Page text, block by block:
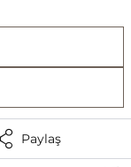
Paylaş